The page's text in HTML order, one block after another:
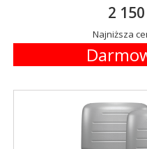
2 150
Najniższa